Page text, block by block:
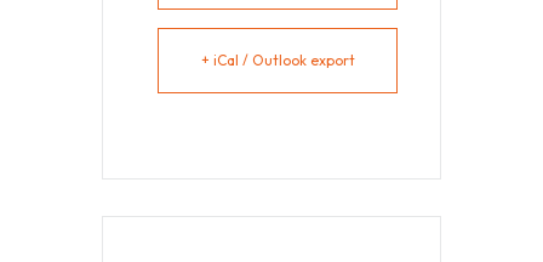
+ iCal / Outlook export